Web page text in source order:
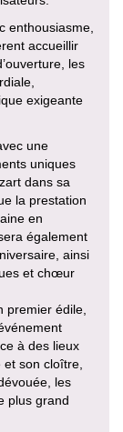
enthousiasme,
accueillir
les
exigeante
une
uniques
dans sa
la prestation
en
également
ainsi
et chœur
premier édile,
à des lieux
son cloître,
les
plus grand